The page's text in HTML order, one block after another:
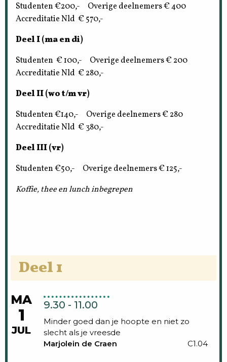
Studenten €200,- Overige deelnemers € 400
Accreditatie Nld € 570,-
Deel I(ma en di)
Studenten € 100,- Overige deelnemers € 200
Accreditatie Nld € 280,-
Deel II(wo t/m vr)
Studenten €140,- Overige deelnemers € 280
Accreditatie Nld € 380,-
Deel III(vr)
Studenten €50,- Overige deelnemers € 125,-
Koffie, thee en lunch inbegrepen
Deel 1
MA
1
JUL
9.30 - 11.00
Minder goed dan je hoopte en niet zo
slecht als je vreesde
Marjolein de Craen
C1.04